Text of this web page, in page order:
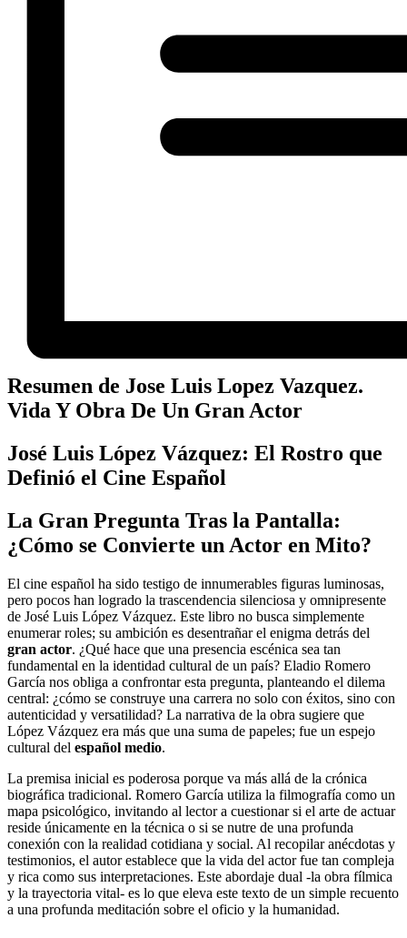
Resumen de Jose Luis Lopez Vazquez.
Vida Y Obra De Un Gran Actor
José Luis López Vázquez: El Rostro que
Definió el Cine Español
La Gran Pregunta Tras la Pantalla:
¿Cómo se Convierte un Actor en Mito?
El cine español ha sido testigo de innumerables figuras luminosas,
pero pocos han logrado la trascendencia silenciosa y omnipresente
de José Luis López Vázquez. Este libro no busca simplemente
enumerar roles; su ambición es desentrañar el enigma detrás del
gran actor. ¿Qué hace que una presencia escénica sea tan
fundamental en la identidad cultural de un país? Eladio Romero
García nos obliga a confrontar esta pregunta, planteando el dilema
central: ¿cómo se construye una carrera no solo con éxitos, sino con
autenticidad y versatilidad? La narrativa de la obra sugiere que
López Vázquez era más que una suma de papeles; fue un espejo
cultural del español medio.
La premisa inicial es poderosa porque va más allá de la crónica
biográfica tradicional. Romero García utiliza la filmografía como un
mapa psicológico, invitando al lector a cuestionar si el arte de actuar
reside únicamente en la técnica o si se nutre de una profunda
conexión con la realidad cotidiana y social. Al recopilar anécdotas y
testimonios, el autor establece que la vida del actor fue tan compleja
y rica como sus interpretaciones. Este abordaje dual -la obra fílmica
y la trayectoria vital- es lo que eleva este texto de un simple recuento
a una profunda meditación sobre el oficio y la humanidad.